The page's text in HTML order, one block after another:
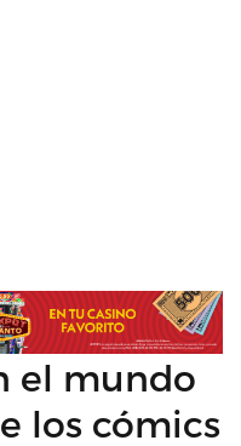
el mundo
los cómics